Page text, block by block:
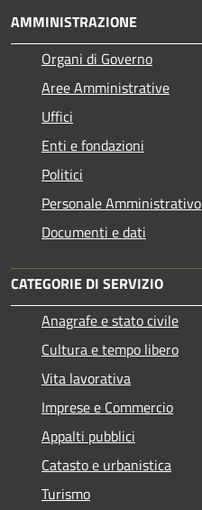
AMMINISTRAZIONE
Organi di Governo
Aree Amministrative
Uffici
Enti e fondazioni
Politici
Personale Amministrativo
Documenti e dati
CATEGORIE DI SERVIZIO
Anagrafe e stato civile
Cultura e tempo libero
Vita lavorativa
Imprese e Commercio
Appalti pubblici
Catasto e urbanistica
Turismo